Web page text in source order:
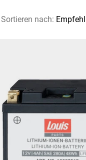
Sortieren nach: